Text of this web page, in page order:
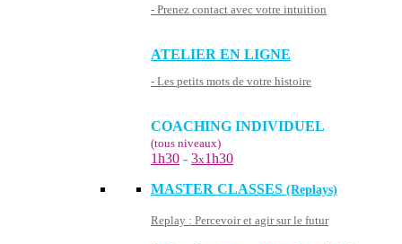
- Prenez contact avec votre intuition
ATELIER EN LIGNE
- Les petits mots de votre histoire
COACHING INDIVIDUEL
(tous niveaux)
1h30 - 3x1h30
MASTER CLASSES (Replays)
Replay : Percevoir et agir sur le futur